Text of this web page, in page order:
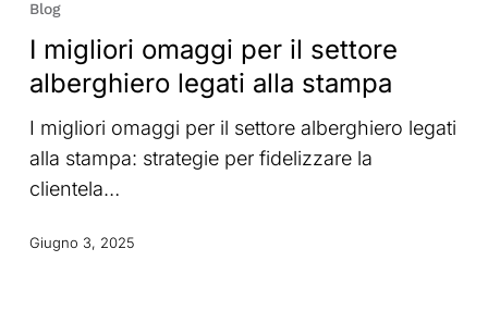
per
il
settore
alberghiero
legati
stampa
Blog
I migliori omaggi per il settore
alberghiero legati alla stampa
I migliori omaggi per il settore alberghiero legati
alla stampa: strategie per fidelizzare la
clientela…
Giugno 3, 2025